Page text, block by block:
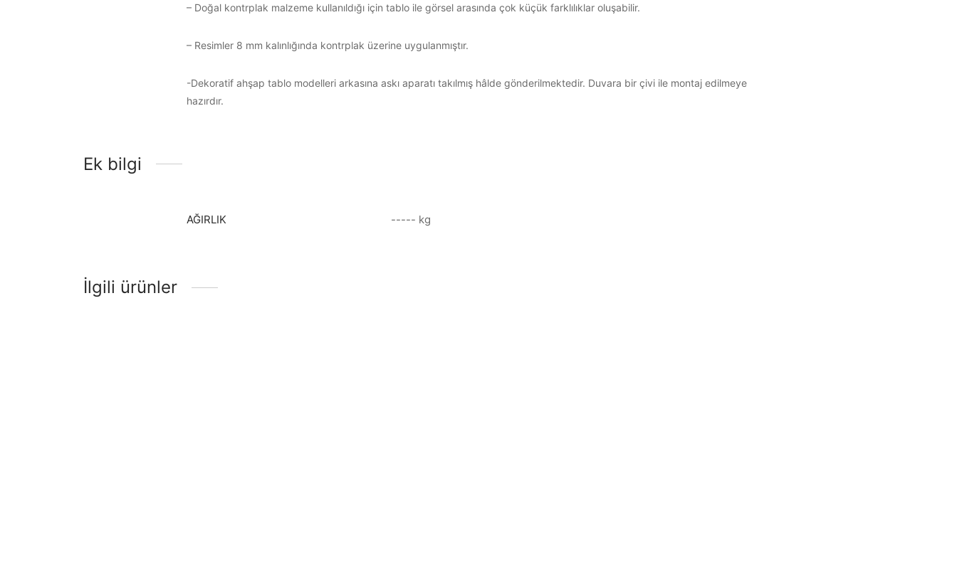
– Doğal kontrplak malzeme kullanıldığı için tablo ile görsel arasında çok küçük farklılıklar oluşabilir.
– Resimler 8 mm kalınlığında kontrplak üzerine uygulanmıştır.
-Dekoratif ahşap tablo modelleri arkasına askı aparatı takılmış hâlde gönderilmektedir. Duvara bir çivi ile montaj edilmeye
hazırdır.
Ek bilgi
AĞIRLIK ----- kg
İlgili ürünler